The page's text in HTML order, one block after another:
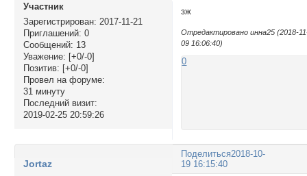
Участник
Зарегистрирован: 2017-11-21
Приглашений: 0
Сообщений: 13
Уважение: [+0/-0]
Позитив: [+0/-0]
Провел на форуме:
31 минуту
Последний визит:
2019-02-25 20:59:26
зж
Отредактировано инна25 (2018-
09 16:06:40)
0
Поделиться2018-10-
19 16:15:40
Jortaz